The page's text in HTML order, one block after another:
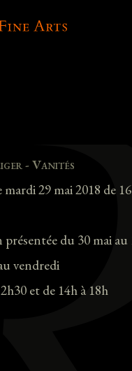
- Vanités
mardi 29 mai 2018 de
du 30 mai
vendredi
et de 14h à 18h